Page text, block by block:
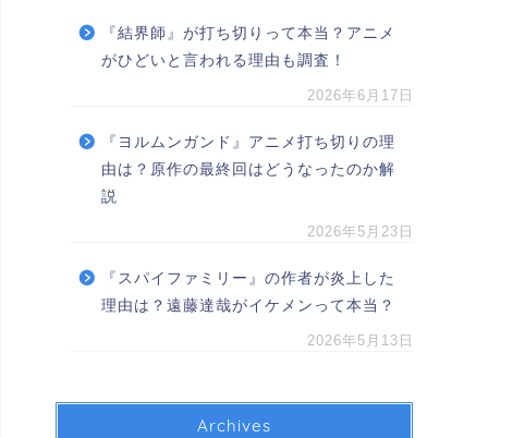
『結界師』が打ち切りって本当？アニメ
がひどいと言われる理由も調査！
2026年6月17日
『ヨルムンガンド』アニメ打ち切りの理
由は？原作の最終回はどうなったのか解
説
2026年5月23日
『スパイファミリー』の作者が炎上した
理由は？遠藤達哉がイケメンって本当？
2026年5月13日
Archives